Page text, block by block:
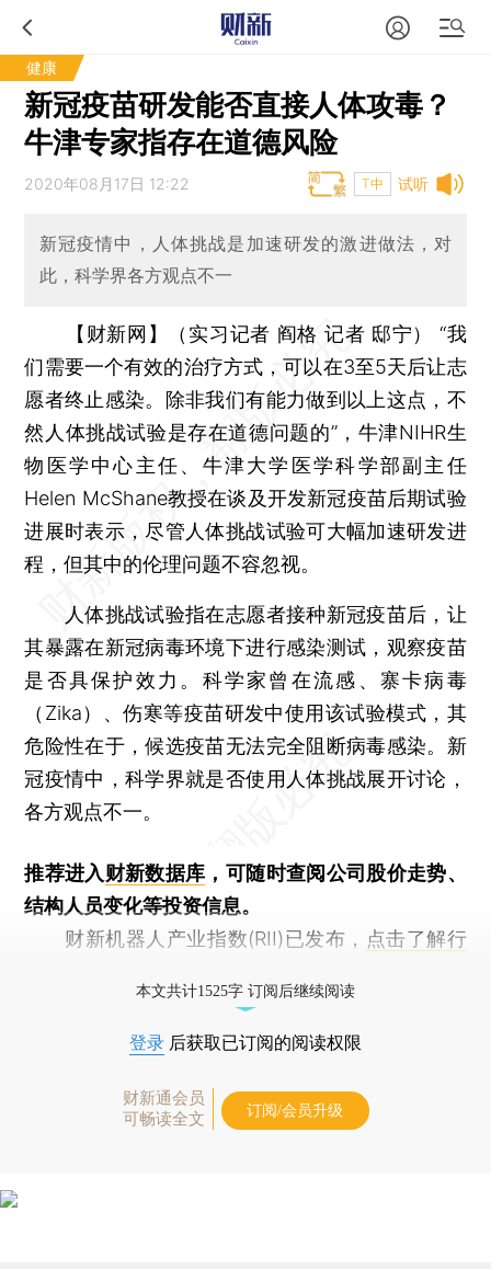
健康
新冠疫苗研发能否直接人体攻毒？
牛津专家指存在道德风险
试听
2020年08月17日 12:22 T中
新冠疫情中，人体挑战是加速研发的激进做法，对
此，科学界各方观点不一
【财新网】（实习记者 阎格 记者 邸宁）
“我
们需要一个有效的治疗方式，可以在3至5天后让志
愿者终止感染。除非我们有能力做到以上这点，不
然人体挑战试验是存在道德问题的”，牛津NIHR生
物医学中心主任、牛津大学医学科学部副主任
Helen McShane教授在谈及开发新冠疫苗后期试验
进展时表示，尽管人体挑战试验可大幅加速研发进
程，但其中的伦理问题不容忽视。
人体挑战试验指在志愿者接种新冠疫苗后，让
其暴露在新冠病毒环境下进行感染测试，观察疫苗
是否具保护效力。科学家曾在流感、寨卡病毒
（Zika）、伤寒等疫苗研发中使用该试验模式，其
危险性在于，候选疫苗无法完全阻断病毒感染。新
冠疫情中，科学界就是否使用人体挑战展开讨论，
各方观点不一。
推荐进入财新数据库 ，可随时查阅公司股价走势、
结构人员变化等投资信息。
财新机器人产业指数(RII)已发布， 点击了解行
本文共计1525字 订阅后继续阅读
登录 后获取已订阅的阅读权限
财新通会员
可畅读全文
订阅/会员升级